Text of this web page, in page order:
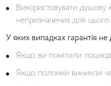
Використовувати душову
непризначених для цього
У яких випадках гарантія не
Якщо ви помітили
Якщо поломки виникли